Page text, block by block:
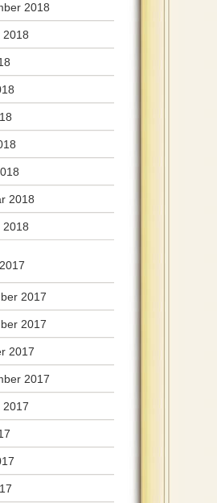
2018
2018
2018
2018
2017
2017
2017
2017
2017